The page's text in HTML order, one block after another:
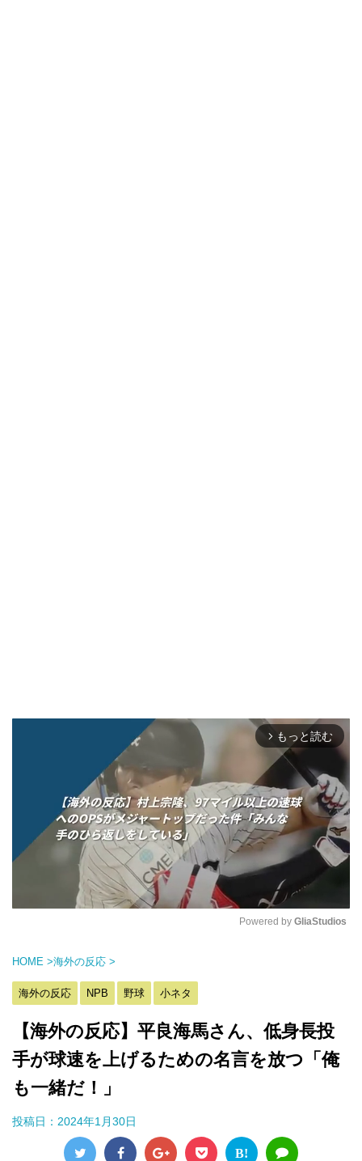
arrow_forward_ios もっと読む
Powered by GliaStudios
HOME >海外の反応 >
海外の反応 NPB 野球 小ネタ
【海外の反応】平良海馬さん、低身長投
手が球速を上げるための名言を放つ「俺
も一緒だ！」
投稿日： 2024年1月30日
B!